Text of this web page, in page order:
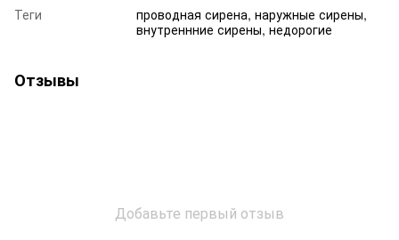
Теги
проводная сирена, наружные сирены,
внутреннние сирены, недорогие
Отзывы
Добавьте первый отзыв